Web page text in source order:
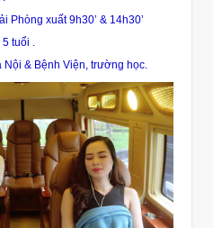
Phòng xuất 9h30’ & 14h30’
tuổi .
& Bệnh Viện, trường học.